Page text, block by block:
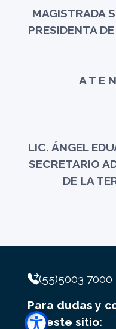
MAGISTRADA
PRESIDENTA
A T E
LIC. ÁNGEL
SECRETARIO
DE LA
(55)5003 7000
Para dudas y
de este sitio: